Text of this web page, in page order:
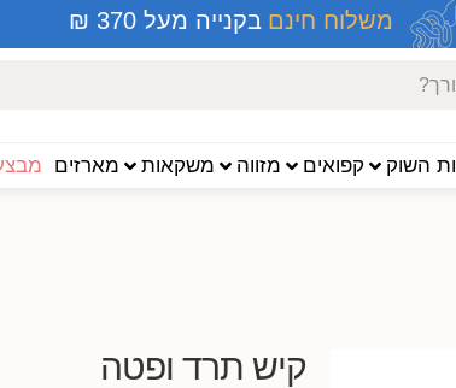
משלוח חינם בקנייה מעל 370 ₪
השוק קפואים מזווה משקאות מארזים
קיש תרד ופטה